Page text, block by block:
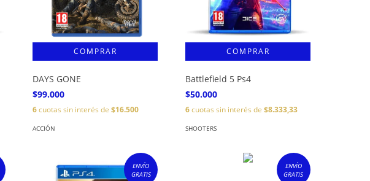
DAYS GONE
$99.000
6cuotas sin interés de$16.500
ACCIÓN
Battlefield 5 Ps4
$50.000
6cuotas sin interés de$8.333,33
SHOOTERS
ENVÍO
GRATIS
ENVÍO
GRATIS